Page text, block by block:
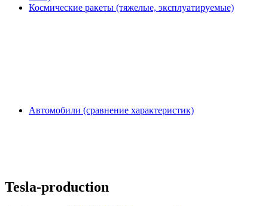
Космические ракеты (тяжелые, эксплуатируемые)
Автомобили (сравнение характеристик)
Tesla-production